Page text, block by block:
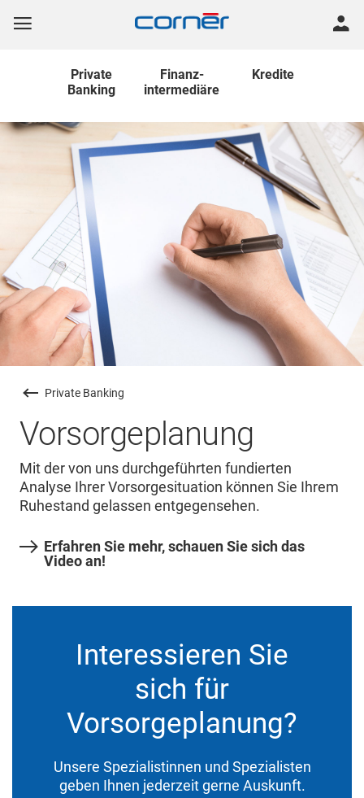
Private
Banking
Finanz-
intermediäre
Kredite
Private Banking
Vorsorgeplanung
Mit der von uns durchgeführten fundierten
Analyse Ihrer Vorsorgesituation können Sie Ihrem
Ruhestand gelassen entgegensehen.
Erfahren Sie mehr, schauen Sie sich das
Video an!
Interessieren Sie
sich für
Vorsorgeplanung?
Unsere Spezialistinnen und Spezialisten
geben Ihnen jederzeit gerne Auskunft.